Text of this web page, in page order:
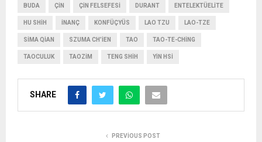
BUDA ÇIN ÇIN FELSEFESI DURANT ENTELEKTÜELITE
HU SHIH İNANÇ KONFÜÇYÜS LAO TZU LAO-TZE
SIMA QIAN SZUMA CH’IEN TAO TAO-TE-CHING
TAOCULUK TAOZIM TENG SHIH YIN HSI
SHARE
PREVIOUS POST